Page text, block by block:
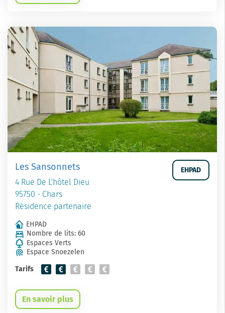
Les Sansonnets
4 Rue De L'hôtel Dieu
95750 - Chars
Résidence partenaire
EHPAD
EHPAD
Nombre de lits: 60
Espaces Verts
Espace Snoezelen
Tarifs
En savoir plus